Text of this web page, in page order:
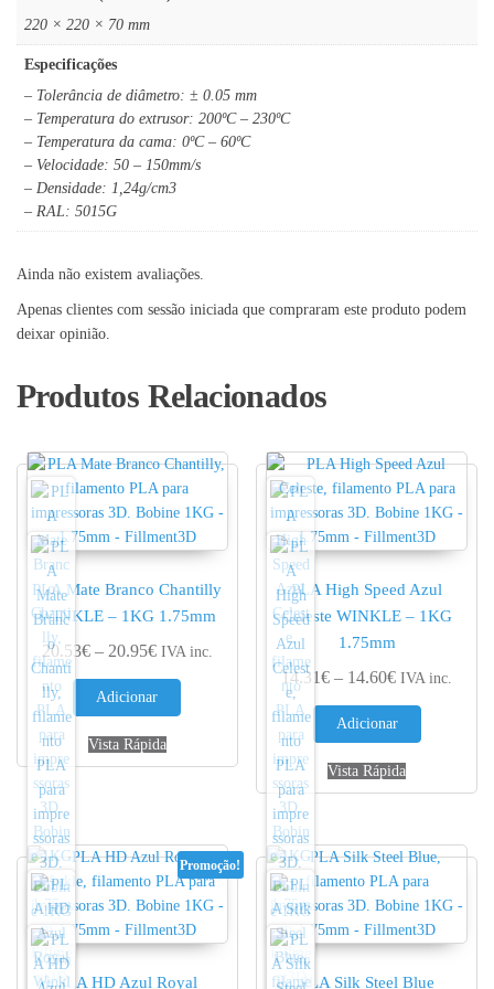
220 × 220 × 70 mm
Especificações
– Tolerância de diâmetro: ± 0.05 mm
– Temperatura do extrusor: 200ºC – 230ºC
– Temperatura da cama: 0ºC – 60ºC
– Velocidade: 50 – 150mm/s
– Densidade: 1,24g/cm3
– RAL: 5015G
Ainda não existem avaliações.
Apenas clientes com sessão iniciada que compraram este produto podem
deixar opinião.
Produtos Relacionados
PLA Mate Branco Chantilly
WINKLE – 1KG 1.75mm
20.53€ – 20.95€Price range: 20.53€ through 20.95€
IVA inc.
Adicionar
Vista Rápida
PLA High Speed Azul
Celeste WINKLE – 1KG
1.75mm
14.31€ – 14.60€Price range:
IVA inc.
Adicionar
Vista Rápida
Promoção!
PLA HD Azul Royal
PLA Silk Steel Blue